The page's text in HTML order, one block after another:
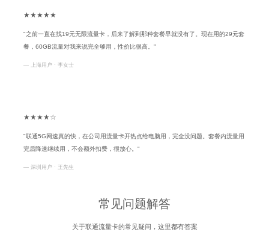
★★★★★
"之前一直在找19元无限流量卡，后来了解到那种套餐早就没有了。现在用的29元套
餐，60GB流量对我来说完全够用，性价比很高。"
— 上海用户 · 李女士
★★★★☆
"联通5G网速真的快，在公司用流量卡开热点给电脑用，完全没问题。套餐内流量用
完后降速继续用，不会额外扣费，很放心。"
— 深圳用户 · 王先生
常见问题解答
关于联通流量卡的常见疑问，这里都有答案